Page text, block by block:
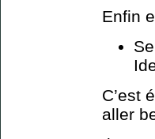
Enfin
C’est
aller